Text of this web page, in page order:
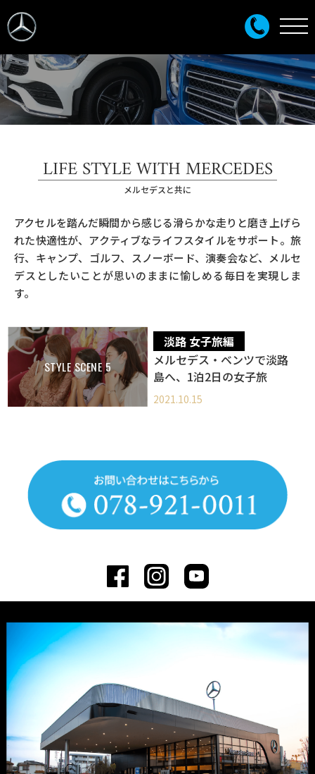
LIFE STYLE WITH MERCEDES
メルセデスと共に
アクセルを踏んだ瞬間から感じる滑らかな走りと磨き上げら
れた快適性が、アクティブなライフスタイルをサポート。旅
行、キャンプ、ゴルフ、スノーボード、演奏会など、メルセ
デスとしたいことが思いのままに愉しめる毎日を実現しま
す。
STYLE SCENE 5
淡路 女子旅編
メルセデス・ベンツで淡路
島へ、1泊2日の女子旅
2021.10.15